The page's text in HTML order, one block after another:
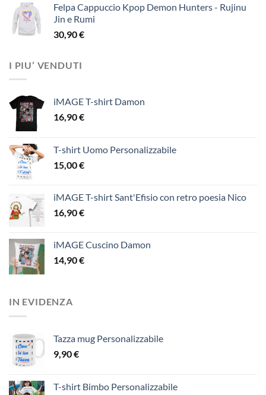
Felpa Cappuccio Kpop Demon Hunters - Rujinu
Jin e Rumi
30,90€
I PIU’ VENDUTI
iMAGE T-shirt Damon
16,90€
T-shirt Uomo Personalizzabile
15,00€
iMAGE T-shirt Sant'Efisio con retro poesia Nico
16,90€
iMAGE Cuscino Damon
14,90€
IN EVIDENZA
Tazza mug Personalizzabile
9,90€
T-shirt Bimbo Personalizzabile